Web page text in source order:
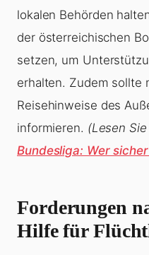
lokalen Behörden
der österreichischen
setzen, um
erhalten. Zudem sollte
Reisehinweise des
informieren. (Lesen
Bundesliga: Wer
Forderungen
Hilfe für